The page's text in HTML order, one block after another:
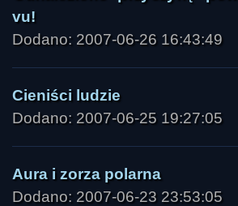
vu!
Dodano: 2007-06-26 16:43:49
Cieniści ludzie
Dodano: 2007-06-25 19:27:05
Aura i zorza polarna
Dodano: 2007-06-23 23:53:05